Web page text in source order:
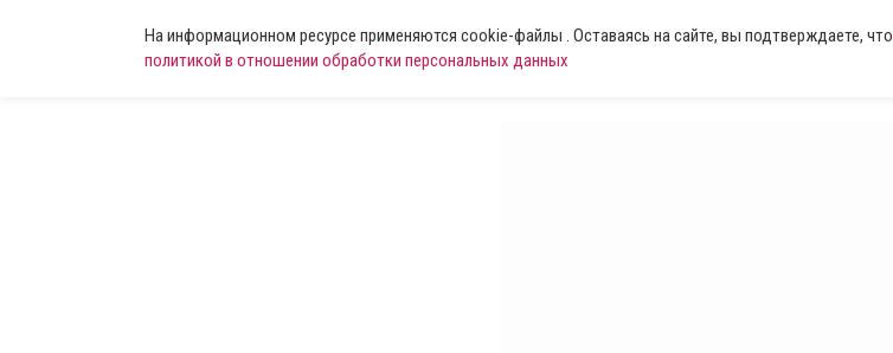
На информационном ресурсе применяются cookie-файлы . Оставаясь на сайте, вы подтверждаете, что
политикой в отношении обработки персональных данных